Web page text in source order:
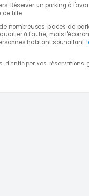
Réserver un parking à
Lille.
nombreuses places de
à l'autre, mais
habitant souhaitant
d'anticiper vos